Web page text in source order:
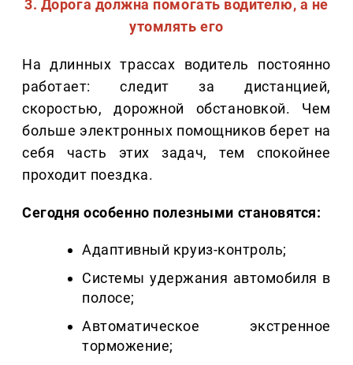
3. Дорога должна помогать водителю, а не
утомлять его
На длинных трассах водитель постоянно
работает: следит за дистанцией,
скоростью, дорожной обстановкой. Чем
больше электронных помощников берет на
себя часть этих задач, тем спокойнее
проходит поездка.
Сегодня особенно полезными становятся:
Адаптивный круиз-контроль;
Системы удержания автомобиля в
полосе;
Автоматическое экстренное
торможение;